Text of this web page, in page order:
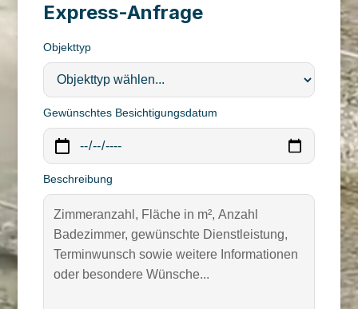
Express-Anfrage
Objekttyp
Gewünschtes Besichtigungsdatum
Beschreibung